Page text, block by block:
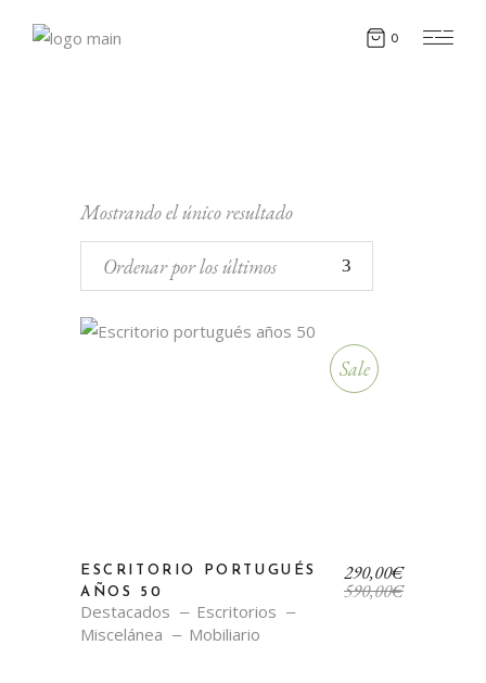
0
Mostrando el único resultado
Ordenar por los últimos
Sale
ESCRITORIO PORTUGUÉS
AÑOS 50
Destacados
Escritorios
Miscelánea
Mobiliario
590,00€
El
precio
290,00€El
precio